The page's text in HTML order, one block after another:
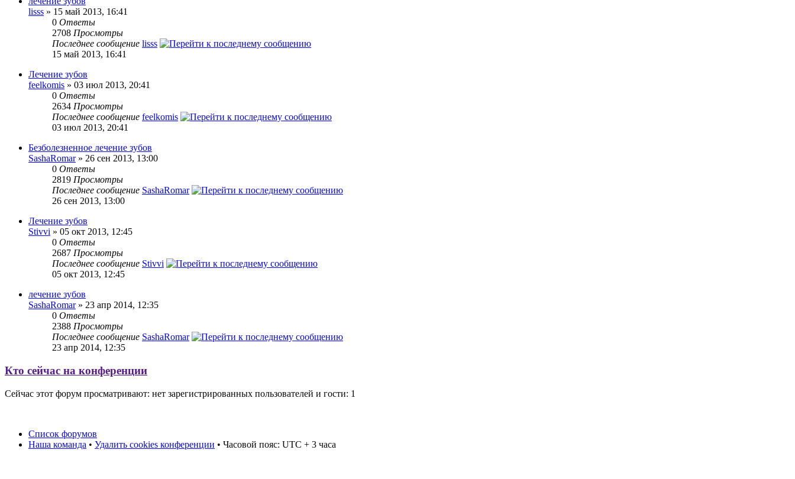
lisss » 15 май 2013, 16:41
0 Ответы
2708 Просмотры
Последнее сообщение lisss
15 май 2013, 16:41
Лечение зубов
feelkomis » 03 июл 2013, 20:41
0 Ответы
2634 Просмотры
Последнее сообщение feelkomis
03 июл 2013, 20:41
Безболезненное лечение зубов
SashaRomar» 26 сен 2013, 13:00
0 Ответы
2819 Просмотры
Последнее сообщение SashaRomar
26 сен 2013, 13:00
Лечение зубов
Stivvi » 05 окт 2013, 12:45
0 Ответы
2687 Просмотры
Последнее сообщение Stivvi
05 окт 2013, 12:45
лечение зубов
SashaRomar» 23 апр 2014, 12:35
0 Ответы
2388 Просмотры
Последнее сообщение SashaRomar
23 апр 2014, 12:35
Кто сейчас на конференции
Сейчас этот форум просматривают: нет зарегистрированных пользователей и гости: 1
Список форумов
Наша команда • Удалить cookies конференции • Часовой пояс: UTC + 3 часа